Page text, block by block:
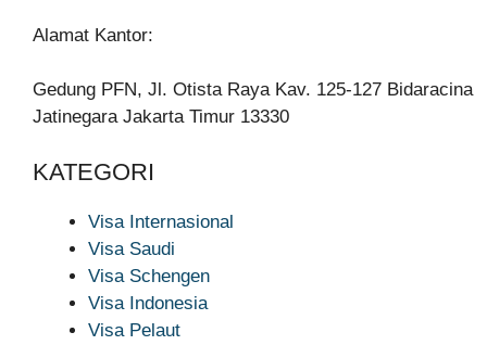
Alamat Kantor:
Gedung PFN, Jl. Otista Raya Kav. 125-127 Bidaracina
Jatinegara Jakarta Timur 13330
KATEGORI
Visa Internasional
Visa Saudi
Visa Schengen
Visa Indonesia
Visa Pelaut